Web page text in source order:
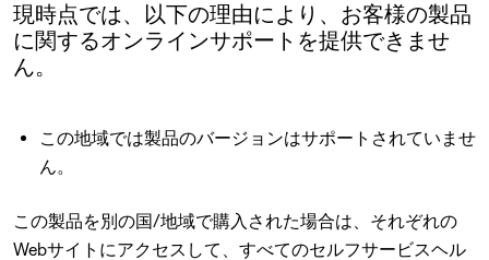
現時点では、以下の理由により、お客様の製品
に関するオンラインサポートを提供できませ
ん。
この地域では製品のバージョンはサポートされていませ
ん。
この製品を別の国/地域で購入された場合は、それぞれの
Webサイトにアクセスして、すべてのセルフサービスヘル